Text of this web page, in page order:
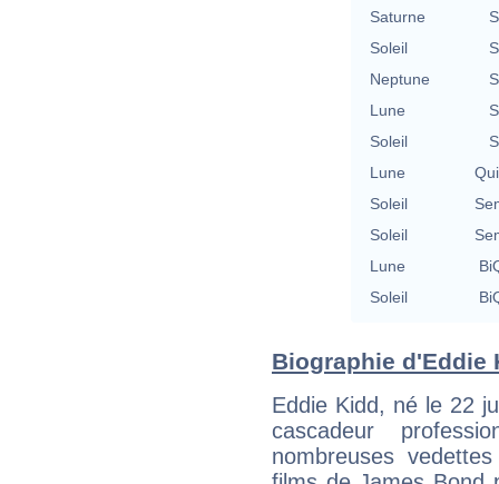
Saturne
Soleil
Neptune
Lune
Soleil
Lune
Soleil
Soleil
Lune
Soleil
Biographie d'Eddie
Eddie Kidd, né le 22
cascadeur
nombreuses